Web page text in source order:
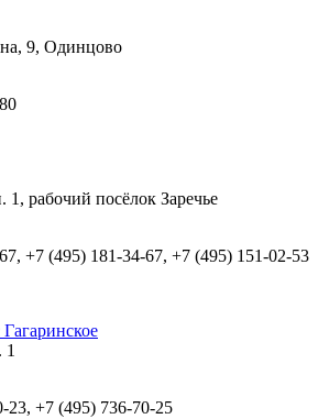
9, Одинцово
1, рабочий посёлок Заречье
+7 (495) 181-34-67, +7 (495) 151-02-53
1
23, +7 (495) 736-70-25